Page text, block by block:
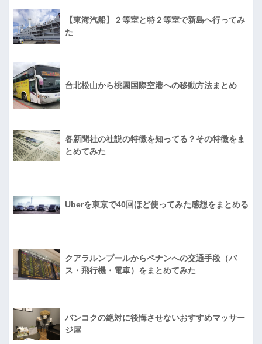
【東海汽船】２等室と特２等室で新島へ行ってみ
た
台北松山から桃園国際空港への移動方法まとめ
各新聞社の社説の特徴を知ってる？その特徴をま
とめてみた
Uberを東京で40回ほど使ってみた感想をまとめる
クアラルンプールからペナンへの交通手段（バ
ス・飛行機・電車）をまとめてみた
バンコクの絶対に後悔させないおすすめマッサー
ジ屋